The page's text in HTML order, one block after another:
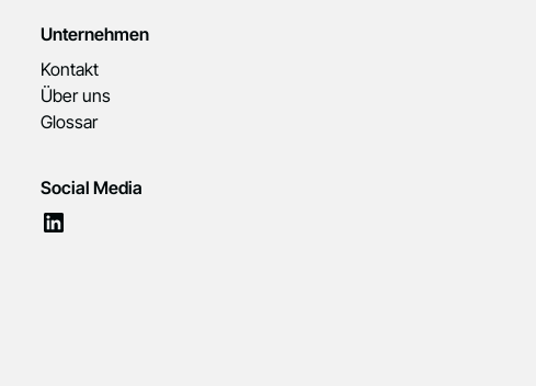
Unternehmen
Kontakt
Über uns
Glossar
Social Media